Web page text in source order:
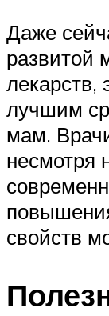
Даже
развитой
лекарств,
лучшим
мам.
несмотря
свойств